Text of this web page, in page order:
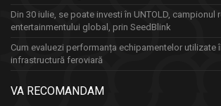
Din 30 iulie, se poate investi în UNTOLD, campionul
entertainmentului global, prin SeedBlink
Cum evaluezi performanța echipamentelor utilizate
infrastructură feroviară
VA RECOMANDAM